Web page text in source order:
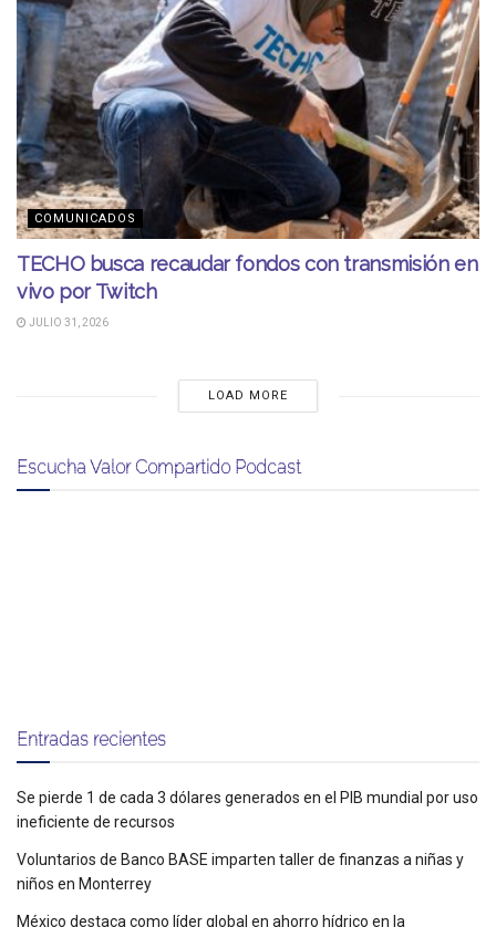
COMUNICADOS
TECHO busca recaudar fondos con transmisión en
vivo por Twitch
JULIO 31, 2026
LOAD MORE
Escucha Valor Compartido Podcast
Entradas recientes
Se pierde 1 de cada 3 dólares generados en el PIB mundial por uso
ineficiente de recursos
Voluntarios de Banco BASE imparten taller de finanzas a niñas y
niños en Monterrey
México destaca como líder global en ahorro hídrico en la